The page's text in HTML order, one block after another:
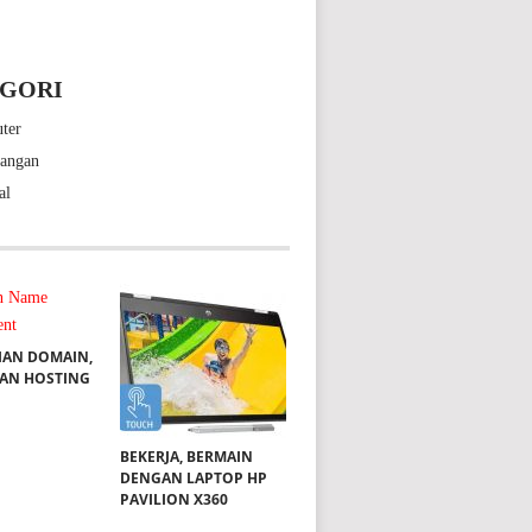
DOMAIN,
HOSTING
BEKERJA, BERMAIN
DENGAN LAPTOP HP
PAVILION X360